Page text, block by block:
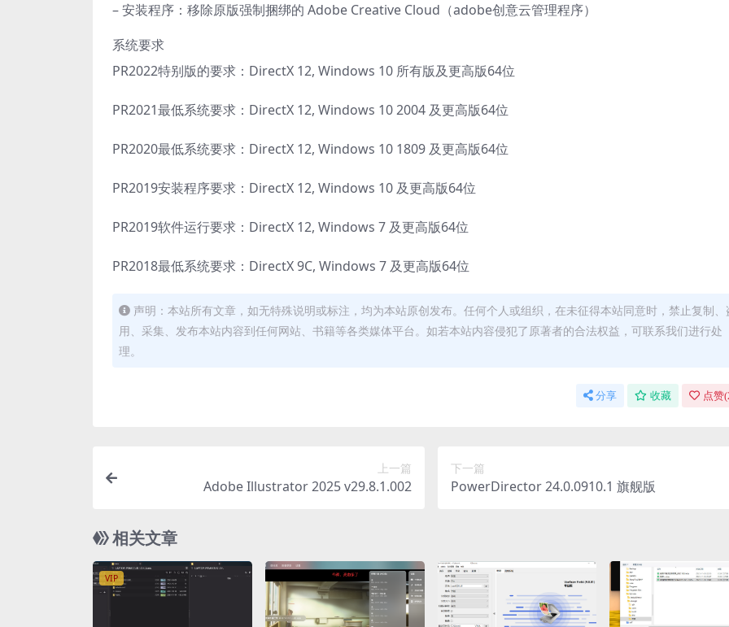
– 安装程序：移除原版强制捆绑的 Adobe Creative Cloud（adobe创意云管理程序）
系统要求
PR2022特别版的要求：DirectX 12, Windows 10 所有版及更高版64位
PR2021最低系统要求：DirectX 12, Windows 10 2004 及更高版64位
PR2020最低系统要求：DirectX 12, Windows 10 1809 及更高版64位
PR2019安装程序要求：DirectX 12, Windows 10 及更高版64位
PR2019软件运行要求：DirectX 12, Windows 7 及更高版64位
PR2018最低系统要求：DirectX 9C, Windows 7 及更高版64位
声明：本站所有文章，如无特殊说明或标注，均为本站原创发布。任何个人或组织，在未征得本站同意时，禁止复制、
用、采集、发布本站内容到任何网站、书籍等各类媒体平台。如若本站内容侵犯了原著者的合法权益，可联系我们进行处
理。
分享 收藏 点赞(
上一篇
Adobe Illustrator 2025 v29.8.1.002
下一篇
PowerDirector 24.0.0910.1 旗舰版
相关文章
VIP